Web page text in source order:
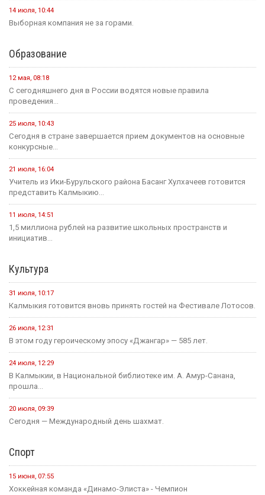
14 июля, 10:44
Выборная компания не за горами.
Образование
12 мая, 08:18
С сегодняшнего дня в России водятся новые правила
проведения...
25 июля, 10:43
Сегодня в стране завершается прием документов на основные
конкурсные...
21 июля, 16:04
Учитель из Ики-Бурульского района Басанг Хулхачеев готовится
представить Калмыкию...
11 июля, 14:51
1,5 миллиона рублей на развитие школьных пространств и
инициатив...
Культура
31 июля, 10:17
Калмыкия готовится вновь принять гостей на Фестивале Лотосов.
26 июля, 12:31
В этом году героическому эпосу «Джангар» — 585 лет.
24 июля, 12:29
В Калмыкии, в Национальной библиотеке им. А. Амур-Санана,
прошла...
20 июля, 09:39
Сегодня — Международный день шахмат.
Спорт
15 июня, 07:55
Хоккейная команда «Динамо-Элиста» - Чемпион